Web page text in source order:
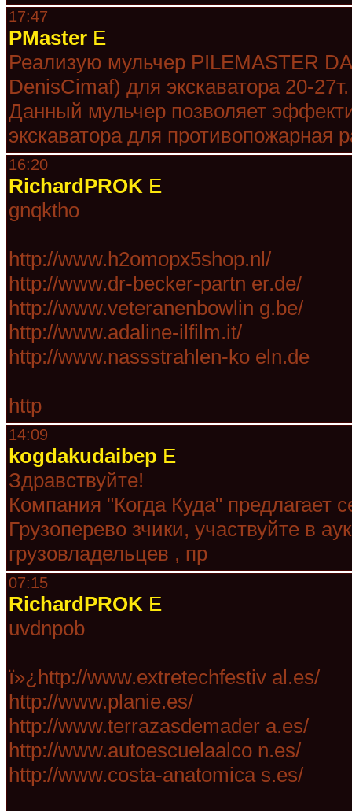
17:47
PMaster E
Реализую мульчер PILEMASTER
DenisCimaf) для экскаватора 20-27т.
Данный мульчер позволяет
экскаватора для противопожарная
16:20
RichardPROK E
gnqktho
http://www.h2omopx5shop.nl/
http://www.dr-becker-partn er.de/
http://www.veteranenbowlin g.be/
http://www.adaline-ilfilm.it/
http://www.nassstrahlen-ko eln.de
http
14:09
kogdakudaibep E
Здравствуйте!
Компания "Когда Куда" предлагает
Грузоперево зчики, участвуйте в
грузовладельцев , пр
07:15
RichardPROK E
uvdnpob
ï»¿http://www.extretechfestiv al.es/
http://www.planie.es/
http://www.terrazasdemader a.es/
http://www.autoescuelaalco n.es/
http://www.costa-anatomica s.es/